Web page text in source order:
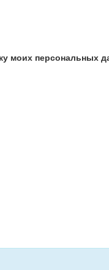
моих персональных